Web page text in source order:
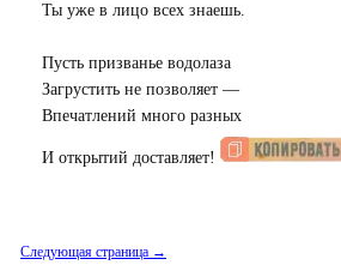
Ты уже в лицо всех знаешь.
Пусть призванье водолаза
Загрустить не позволяет —
Впечатлений много разных
И открытий доставляет!
Следующая страница →